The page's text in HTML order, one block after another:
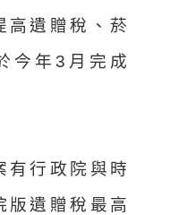
高遺贈稅、菸
今年3月完成
有行政院與時
版遺贈稅最高